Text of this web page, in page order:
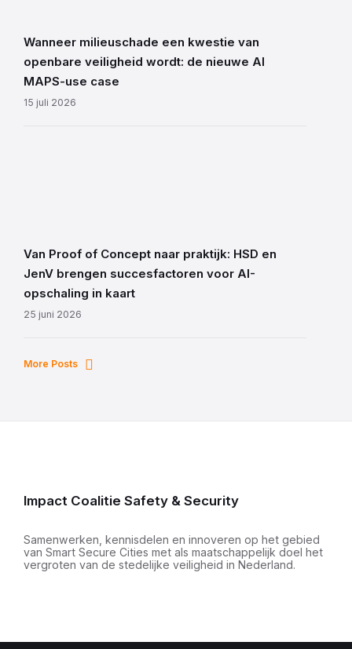
Wanneer milieuschade een kwestie van
openbare veiligheid wordt: de nieuwe AI
MAPS-use case
15 juli 2026
Van Proof of Concept naar praktijk: HSD en
JenV brengen succesfactoren voor AI-
opschaling in kaart
25 juni 2026
More Posts
Impact Coalitie Safety & Security
Samenwerken, kennisdelen en innoveren op het gebied
van Smart Secure Cities met als maatschappelijk doel het
vergroten van de stedelijke veiligheid in Nederland.